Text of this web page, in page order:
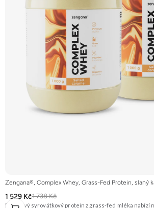
Zengana®, Complex Whey, Grass-Fed Protein, slaný
1 529 Kč1 738 Kč
Prémiový syrovátkový protein z grass-fed mléka nabízí